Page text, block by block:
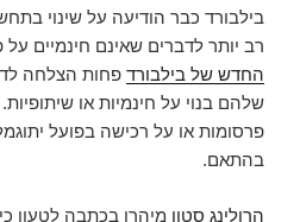
בילבורד כבר הודיעה על שינוי
רב יותר לדברים שאינם חינמיים על
החדש של בילבורד פחות הצלחה
שלהם בנוי על חינמיות או
פרסומות או על רכישה בפועל
בהתאם.
הרולינג סטון מיהרו בכתבה לטעון